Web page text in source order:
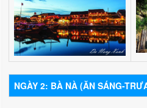
NGÀY 2: BÀ NÀ (ĂN SÁNG-